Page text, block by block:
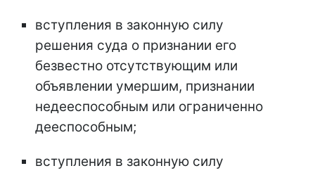
вступления в законную силу
решения суда о признании его
безвестно отсутствующим или
объявлении умершим, признании
недееспособным или ограниченно
дееспособным;
вступления в законную силу